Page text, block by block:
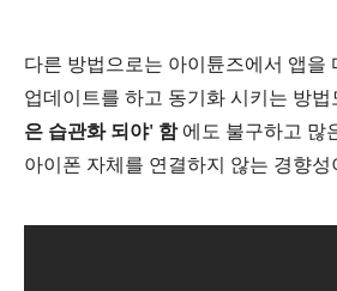
다른 방법으로는 아이튠즈에서 앱을
업데이트를 하고 동기화 시키는 방법
은 습관화 되야' 함 에도 불구하고 많
아이폰 자체를 연결하지 않는 경향성